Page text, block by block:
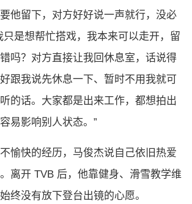
他留下，对方好好说一声就行，没必
只是想帮忙搭戏，我本来可以走开，留
吗？对方直接让我回休息室，话说得
跟我说先休息一下、暂时不用我就可
的话。大家都是出来工作，都想拍出
易影响别人状态。”
愉快的经历，马俊杰说自己依旧热爱
离开 TVB 后，他靠健身、滑雪教学维
终没有放下登台出镜的心愿。